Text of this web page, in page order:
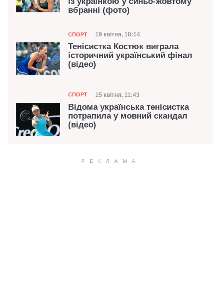
вбранні (фото)
Категорія
СПОРТ Дата публікації
19 квітня, 18:14
Тенісистка Костюк виграла
історичний український фінал
(відео)
Категорія
СПОРТ Дата публікації
15 квітня, 11:43
Відома українська тенісистка
потрапила у мовний скандал
(відео)